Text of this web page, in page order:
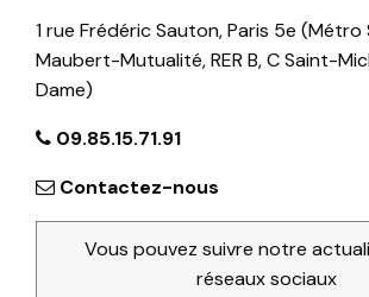
1 rue Frédéric Sauton, Paris 5e
Maubert-Mutualité, RER B, C Saint-
Dame)
09.85.15.71.91
Contactez-nous
Vous pouvez suivre notre
réseaux sociaux